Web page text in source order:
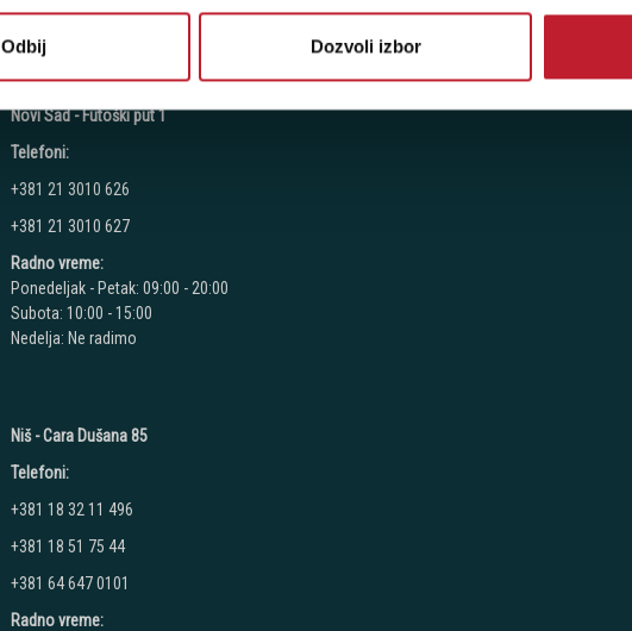
Odbij Dozvoli izbor
Nedelja: Ne radimo
Novi Sad - Futoški put 1
Telefoni:
+381 21 3010 626
+381 21 3010 627
Radno vreme:
Ponedeljak - Petak: 09:00 - 20:00
Subota: 10:00 - 15:00
Nedelja: Ne radimo
Niš - Cara Dušana 85
Telefoni:
+381 18 32 11 496
+381 18 51 75 44
+381 64 647 0101
Radno vreme: